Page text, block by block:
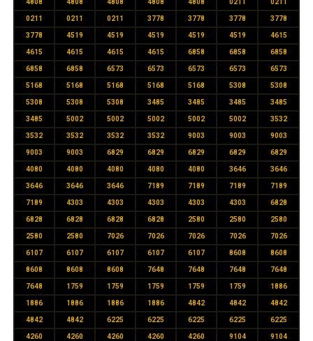
0211 0211 0211 3778 3778 3778 3778
3778 4519 4519 4519 4519 4519 4615
4615 4615 4615 4615 6858 6858 6858
6858 6858 6573 6573 6573 6573 6573
5168 5168 5168 5168 5168 5308 5308
5308 5308 5308 3485 3485 3485 3485
3485 5002 5002 5002 5002 5002 3532
3532 3532 3532 3532 9003 9003 9003
9003 9003 6829 6829 6829 6829 6829
4080 4080 4080 4080 4080 3646 3646
3646 3646 3646 7189 7189 7189 7189
7189 4303 4303 4303 4303 4303 6828
6828 6828 6828 6828 2580 2580 2580
2580 2580 7026 7026 7026 7026 7026
6107 6107 6107 6107 6107 8608 8608
8608 8608 8608 7648 7648 7648 7648
7648 1759 1759 1759 1759 1759 1886
1886 1886 1886 1886 4842 4842 4842
4842 4842 6225 6225 6225 6225 6225
4260 4260 4260 4260 4260 9104 9104